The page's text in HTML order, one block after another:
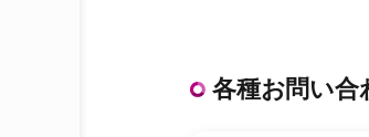
各種お問い合